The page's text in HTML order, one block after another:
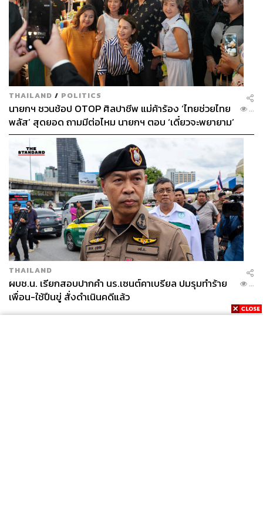
THAILAND / POLITICS
นายกฯ ชวนช้อป OTOP ศิลปาชีพ แม่ค้าร้อง ‘ไทยช่วยไทย
พลัส’ สุดยอด ถามมีต่อไหม นายกฯ ตอบ ‘เดี๋ยวจะพยายาม’
...
THAILAND
ผบช.น. เรียกสอบปากคำ นร.เซนต์คาเบรียล ปมรุมทำร้าย
เพื่อน-ใช้ปืนขู่ สั่งดำเนินคดีแล้ว
...